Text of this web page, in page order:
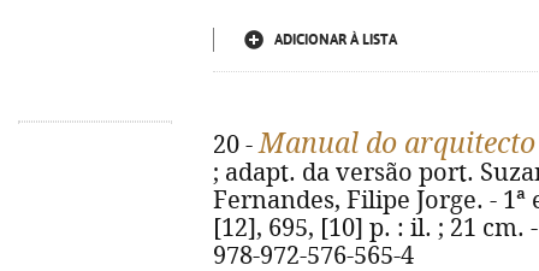
ADICIONAR À LISTA
20 -Manual do arquitecto
; adapt. da versão port.
Fernandes, Filipe Jorge. -
[12], 695, [10] p. : il. ; 21
978-972-576-565-4